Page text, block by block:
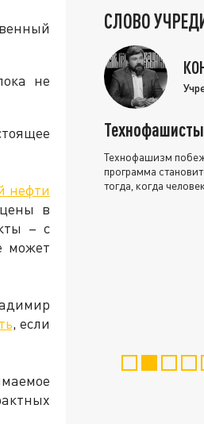
не
нефти
в
– с
может
, если
СЛОВО
Технофашисты
Технофашизм
программа
тогда, когда